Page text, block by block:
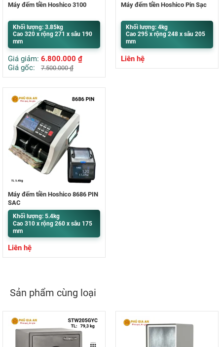
Máy đếm tiền Hoshico 3100
Khối lượng: 3.85kg
Cao 320 x rộng 271 x sâu 190
mm
Giá giảm: 6.800.000 ₫
Giá gốc:
7.500.000₫
Máy đếm tiền Hoshico Pin Sạc
Khối lượng: 4kg
Cao 295 x rộng 248 x sâu 205
mm
Liên hệ
Máy đếm tiền Hoshico 8686 PIN
SẠC
Khối lượng: 5.4kg
Cao 310 x rộng 260 x sâu 175
mm
Liên hệ
Sản phẩm cùng loại